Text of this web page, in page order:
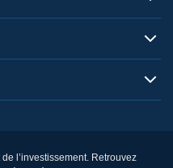
l’investissement. Retrouvez